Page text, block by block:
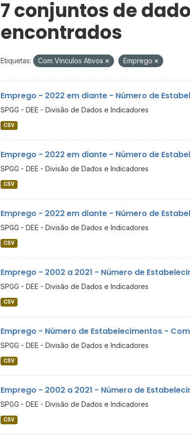
7 conjuntos de
encontrados
Etiquetas: Com Vínculos Ativos Emprego
Emprego - 2022 em diante - Número de
SPGG - DEE - Divisão de Dados e Indicadores
CSV
Emprego - 2022 em diante - Número de
SPGG - DEE - Divisão de Dados e Indicadores
CSV
Emprego - 2022 em diante - Número de
SPGG - DEE - Divisão de Dados e Indicadores
CSV
Emprego - 2002 a 2021 - Número de
SPGG - DEE - Divisão de Dados e Indicadores
CSV
Emprego - Número de Estabelecimentos -
SPGG - DEE - Divisão de Dados e Indicadores
CSV
Emprego - 2002 a 2021 - Número de
SPGG - DEE - Divisão de Dados e Indicadores
CSV